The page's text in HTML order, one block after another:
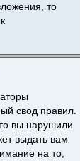
то
свод правил.
вы нарушили
выдать вам
на то,